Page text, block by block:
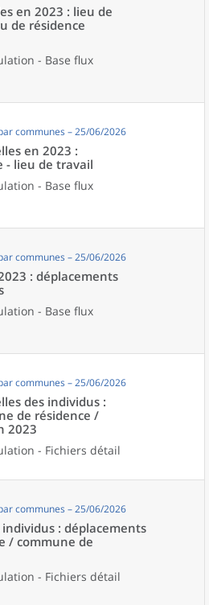
en 2023 : lieu de
de résidence
- Base flux
communes – 25/06/2026
en 2023 :
- lieu de travail
- Base flux
communes – 25/06/2026
: déplacements
- Base flux
communes – 25/06/2026
des individus :
de résidence /
2023
- Fichiers détail
communes – 25/06/2026
: déplacements
/ commune de
- Fichiers détail